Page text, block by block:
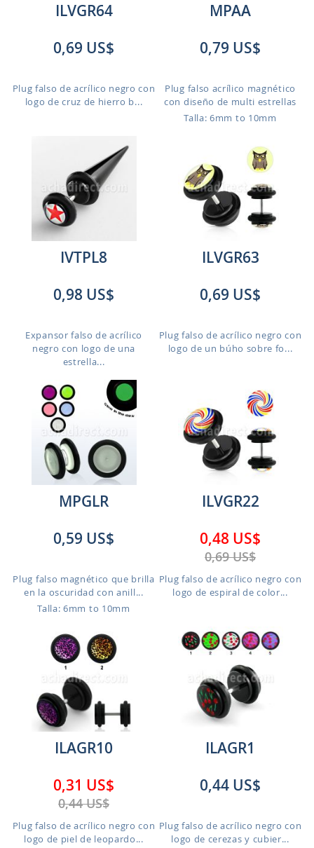
ILVGR64
0,69 US$
Plug falso de acrílico negro con
logo de cruz de hierro b...
MPAA
0,79 US$
Plug falso acrílico magnético
con diseño de multi estrellas
Talla: 6mm to 10mm
IVTPL8
0,98 US$
Expansor falso de acrílico
negro con logo de una
estrella...
ILVGR63
0,69 US$
Plug falso de acrílico negro con
logo de un búho sobre fo...
MPGLR
0,59 US$
Plug falso magnético que brilla
en la oscuridad con anill...
Talla: 6mm to 10mm
ILVGR22
0,48 US$
0,69 US$
Plug falso de acrílico negro con
logo de espiral de color...
ILAGR10
0,31 US$
0,44 US$
Plug falso de acrílico negro con
logo de piel de leopardo...
ILAGR1
0,44 US$
Plug falso de acrílico negro con
logo de cerezas y cubier...